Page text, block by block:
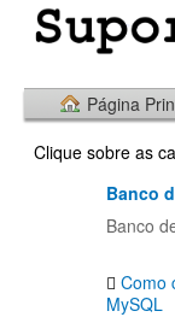
Página
Clique sobre as
Banco
Banco
Como
MySQL